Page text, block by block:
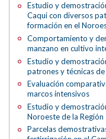
Estudio y
Caqui con diversos
formación en el
Comportamiento y
manzano en cultivo
Estudio y
patrones y técnicas
Evaluación
marcos intensivos
Estudio y
Noroeste de la Región
Parcelas